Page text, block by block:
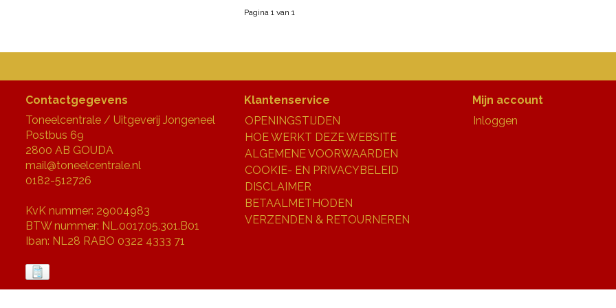
Pagina 1 van 1
Contactgegevens
Toneelcentrale / Uitgeverij Jongeneel
Postbus 69
2800 AB GOUDA
mail@toneelcentrale.nl
0182-512726
KvK nummer: 29004983
BTW nummer: NL.0017.05.301.B01
Iban: NL28 RABO 0322 4333 71
Klantenservice
OPENINGSTIJDEN
HOE WERKT DEZE WEBSITE
ALGEMENE VOORWAARDEN
COOKIE- EN PRIVACYBELEID
DISCLAIMER
BETAALMETHODEN
VERZENDEN & RETOURNEREN
Mijn account
Inloggen